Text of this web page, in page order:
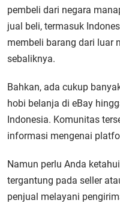
pembeli dari negara
jual beli, termasuk
membeli barang dari luar
sebaliknya.
Bahkan, ada cukup
hobi belanja di eBay
Indonesia. Komunitas
informasi mengenai
Namun perlu Anda
tergantung pada seller
penjual melayani